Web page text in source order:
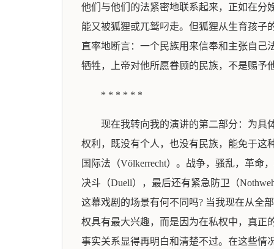
他们与他们的法紧密地联系起来，正如在分
能又被狐狸或兀鹫叼走。但狐狸从生育孩子
直率地断言：一个民族用来信奉和主张自己
牺牲，上帝对他所愿眷顾的民族，不是赐予
* * * * * *
现在我转向我的演讲的第二部分：为具
权利，既没有个人，也没有民族，能免于这
国际法（Völkerrecht）。战争，骚乱，革命
决斗（Duell），最后还有紧急防卫（
这幕戏剧的场景有何不同吗? 当我现在从全
权具有最大兴趣，而是因为在私权中，真正
事实关系显得再明白和清楚不过。在这些情